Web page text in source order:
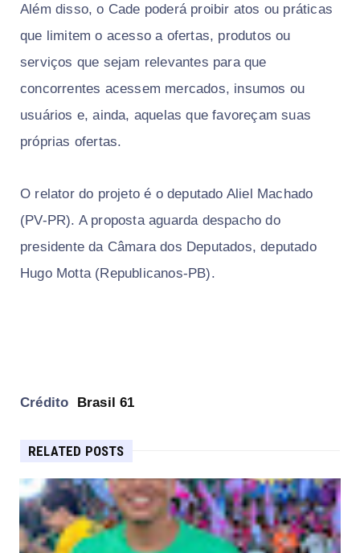
Além disso, o Cade poderá proibir atos ou práticas
que limitem o acesso a ofertas, produtos ou
serviços que sejam relevantes para que
concorrentes acessem mercados, insumos ou
usuários e, ainda, aquelas que favoreçam suas
próprias ofertas.
O relator do projeto é o deputado Aliel Machado
(PV-PR). A proposta aguarda despacho do
presidente da Câmara dos Deputados, deputado
Hugo Motta (Republicanos-PB).
Crédito Brasil 61
RELATED POSTS